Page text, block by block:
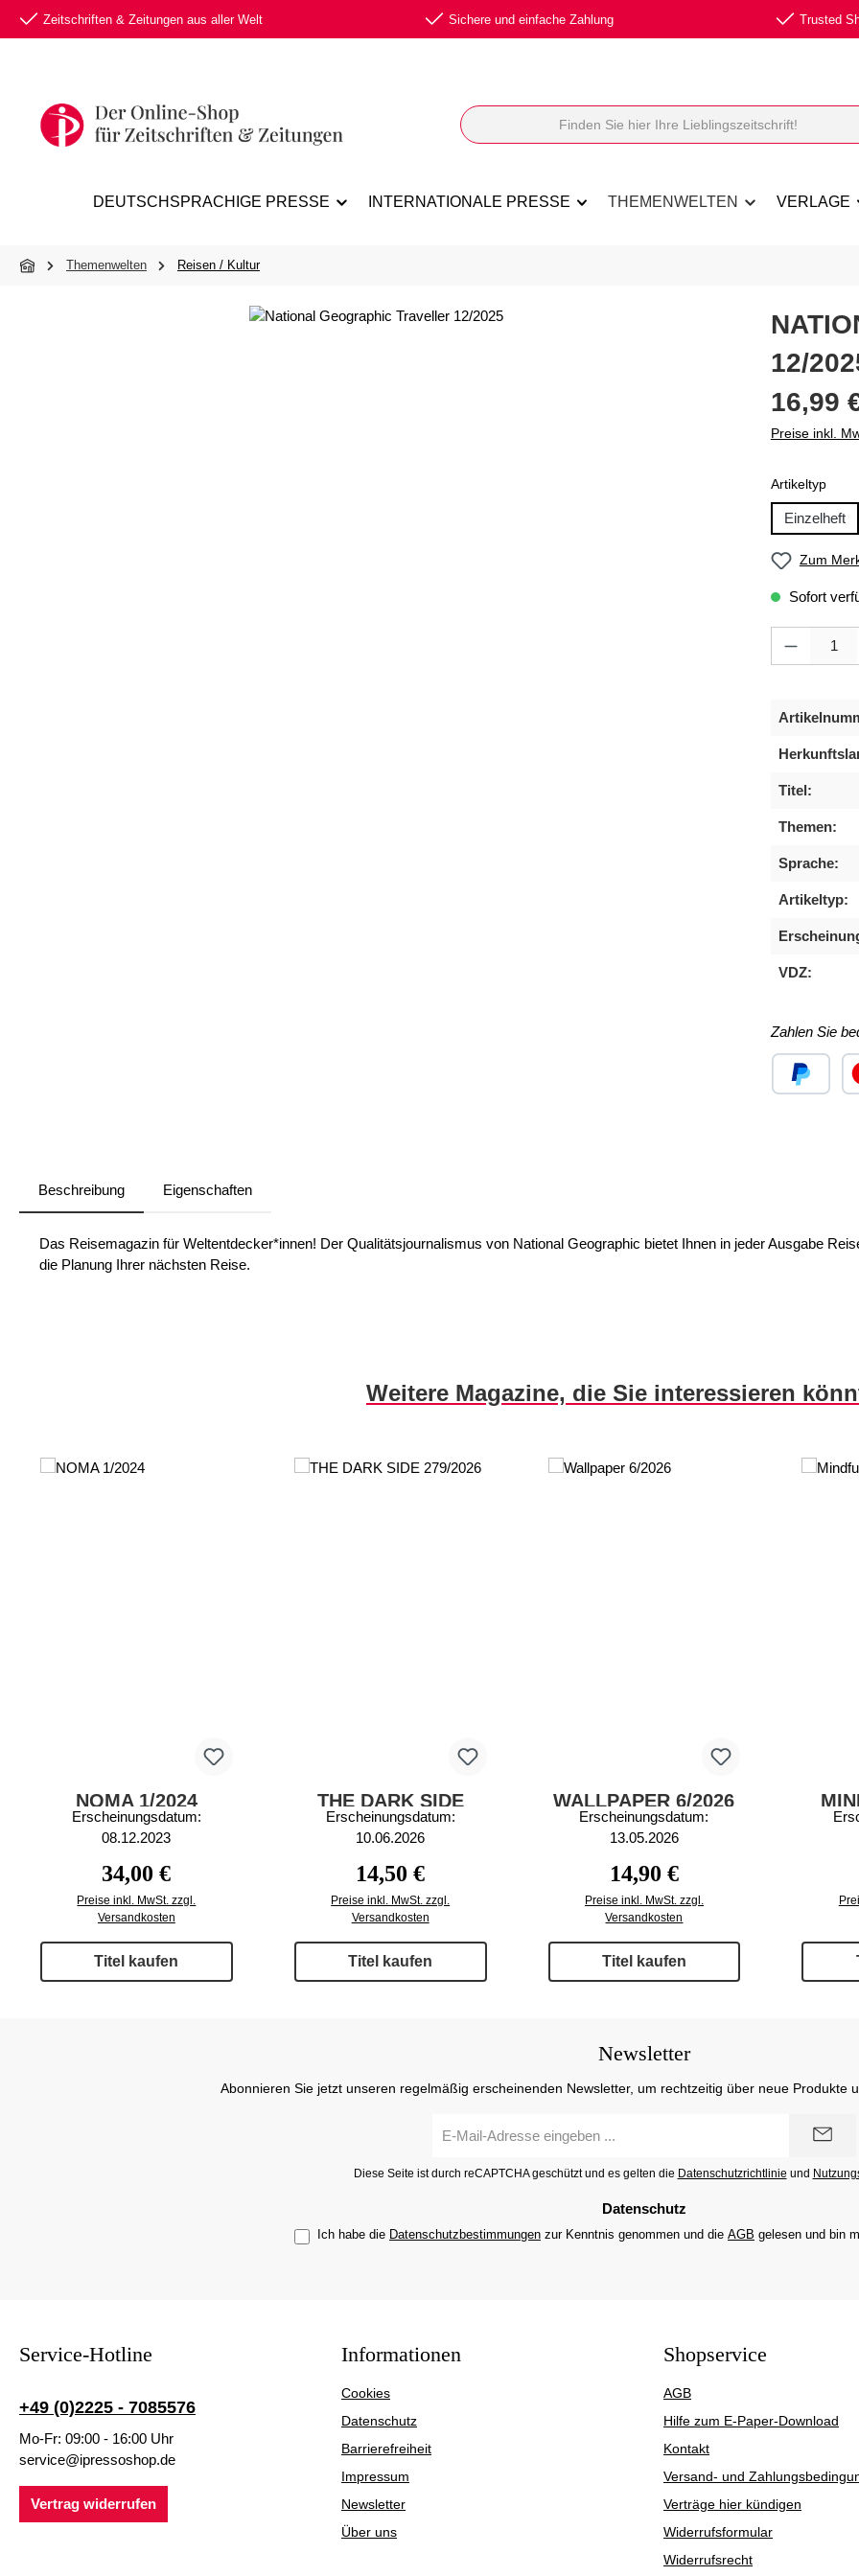
Hauptinhalt springen
Zur Suche springen
Zur Hauptnavigation springen
Zeitschriften & Zeitungen aus aller Welt Sichere und einfache Zahlung Trusted
DEUTSCHSPRACHIGE PRESSE INTERNATIONALE PRESSE THEMENWELTEN VERLAGE
Themenwelten Reisen / Kultur
12/
Regulärer
16,99
Preise inkl.
Artikeltyp
Einzelheft
Zum
Sofort
Produkt
Titel:
Themen:
Sprache:
Artikeltyp:
VDZ:
Zahlen Sie
Beschreibung Eigenschaften
Das Reisemagazin für Weltentdecker*innen! Der Qualitätsjournalismus von National Geographic bietet Ihnen in jeder Ausgabe
die Planung Ihrer nächsten Reise.
Weitere Magazine, die Sie interessieren
NOMA 1/2024
Erscheinungsdatum:
08.12.2023
Regulärer Preis:
34,00 €
Preise inkl. MwSt. zzgl.
Versandkosten
Titel kaufen
THE DARK SIDE
279/2026
Erscheinungsdatum:
10.06.2026
Regulärer Preis:
14,50 €
Preise inkl. MwSt. zzgl.
Versandkosten
Titel kaufen
WALLPAPER 6/2026
Erscheinungsdatum:
13.05.2026
Regulärer Preis:
14,90 €
Preise inkl. MwSt. zzgl.
Versandkosten
Titel kaufen
Newsletter
Abonnieren Sie jetzt unseren regelmäßig erscheinenden Newsletter, um rechtzeitig über neue Produkte
Mail-
Diese Seite ist durch reCAPTCHA geschützt und es gelten die Datenschutzrichtlinie und
Datenschutz
Ich habe die Datenschutzbestimmungen zur Kenntnis genommen und die AGB gelesen und bin
Service-Hotline
+49 (0)2225 - 7085576
Mo-Fr: 09:00 - 16:00 Uhr
service@ipressoshop.de
Vertrag widerrufen
Informationen
Cookies
Datenschutz
Barrierefreiheit
Impressum
Newsletter
Über uns
Shopservice
AGB
Hilfe zum E-Paper-Download
Kontakt
Versand- und
Verträge hier kündigen
Widerrufsformular
Widerrufsrecht